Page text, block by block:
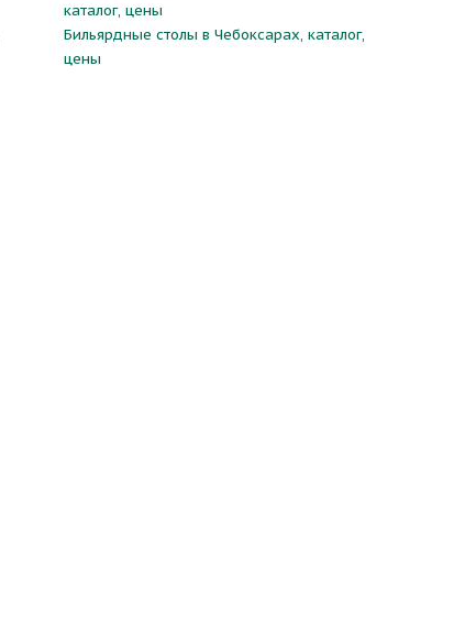
каталог, цены
Бильярдные столы в Чебоксарах, каталог,
цены